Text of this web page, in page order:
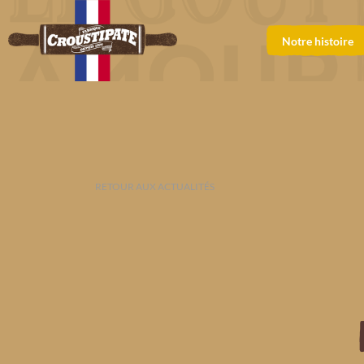
Notre histoire
RETOUR AUX ACTUALITÉS